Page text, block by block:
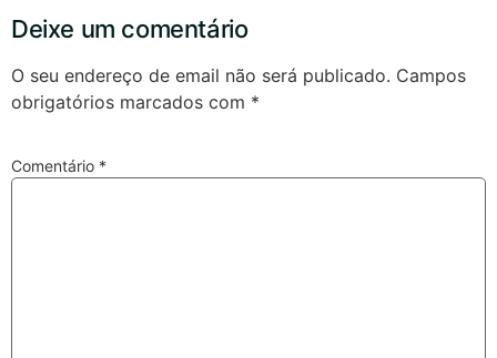
Deixe um comentário
O seu endereço de email não será publicado. Campos
obrigatórios marcados com *
Comentário *
Pesquisa de Pneus